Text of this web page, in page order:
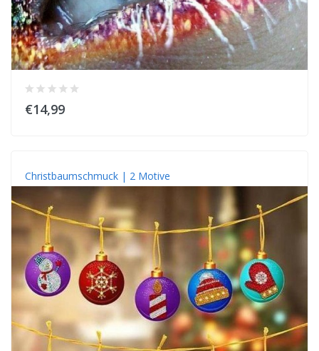
€14,99
Christbaumschmuck | 2 Motive